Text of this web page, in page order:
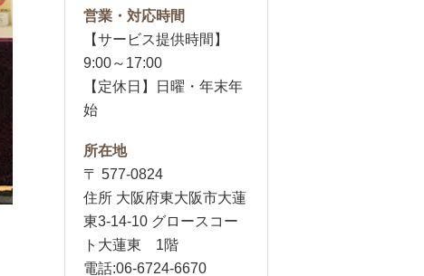
営業・対応時間
【サービス提供時間】
9:00～17:00
【定休日】日曜・年末年
始
所在地
〒 577-0824
住所 大阪府東大阪市大蓮
東3-14-10 グロースコー
ト大蓮東 1階
電話:06-6724-6670